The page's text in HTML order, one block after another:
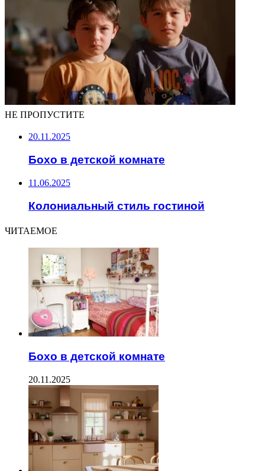
НЕ ПРОПУСТИТЕ
20.11.2025
Бохо в детской комнате
11.06.2025
Колониальный стиль гостиной
ЧИТАЕМОЕ
Бохо в детской комнате
20.11.2025